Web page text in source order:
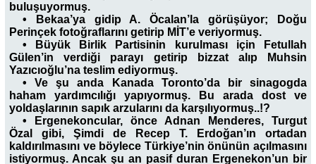
buluşuyormuş.
•
Bekaa’ya gidip A. Öcalan’la görüşüyor; Doğu
Perinçek fotoğraflarını getirip MİT’e veriyormuş.
•
Büyük Birlik Partisinin kurulması için Fetullah
Gülen’in verdiği parayı getirip bizzat alıp Muhsin
Yazıcıoğlu’na teslim ediyormuş.
•Ve şu anda Kanada Toronto’da bir sinagogda
haham yardımcılığı yapıyormuş. Bu arada dost ve
yoldaşlarının sapık arzularını da karşılıyormuş..!?
•
Ergenekoncular, önce Adnan Menderes, Turgut
Özal gibi, Şimdi de Recep T. Erdoğan’ın ortadan
kaldırılmasını ve böylece Türkiye’nin önünün açılmasını
istiyormuş. Ancak şu an pasif duran Ergenekon’un bir